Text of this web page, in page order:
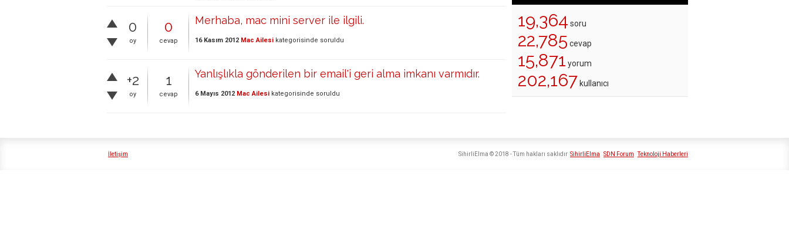
0
oy
0
cevap
Merhaba, mac mini server ile ilgili.
16 Kasım 2012 Mac Ailesi kategorisinde soruldu
+2
oy
1
cevap
Yanlışlıkla gönderilen bir email'i geri alma imkanı varmıdır.
6 Mayıs 2012 Mac Ailesi kategorisinde soruldu
19,364 soru
22,785 cevap
15,871 yorum
202,167 kullanıcı
İletişim SihirliElma SDN Forum Teknoloji Haberleri
SihirliElma © 2018 - Tüm hakları saklıdır